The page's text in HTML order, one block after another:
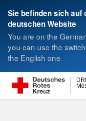
Sie befinden sich auf
deutschen Website
You are on the
you can use the
the English one
Suche